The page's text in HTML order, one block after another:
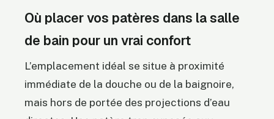
Où placer vos patères dans la salle
de bain pour un vrai confort
L’emplacement idéal se situe à proximité
immédiate de la douche ou de la baignoire,
mais hors de portée des projections d’eau